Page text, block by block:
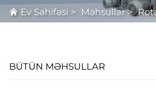
Ev Səhifəsi > Məhsullar>
BÜTÜN MƏHSULLAR